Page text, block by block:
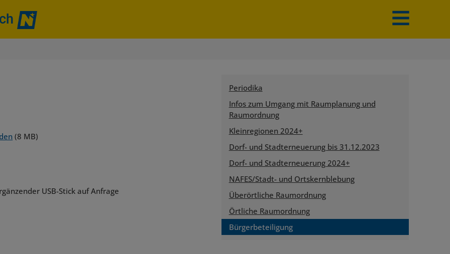
(8 MB)
USB-Stick auf Anfrage
Periodika
Infos zum Umgang mit Raumplanung und
Raumordnung
Kleinregionen 2024+
Dorf- und Stadterneuerung bis 31.12.2023
Dorf- und Stadterneuerung 2024+
NAFES/Stadt- und Ortskernblebung
Überörtliche Raumordnung
Örtliche Raumordnung
Bürgerbeteiligung